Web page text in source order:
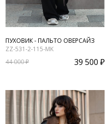
ПУХОВИК - ПАЛЬТО ОВЕРСАЙЗ
ZZ-531-2-115-MK
44 000 ₽
39 500 ₽